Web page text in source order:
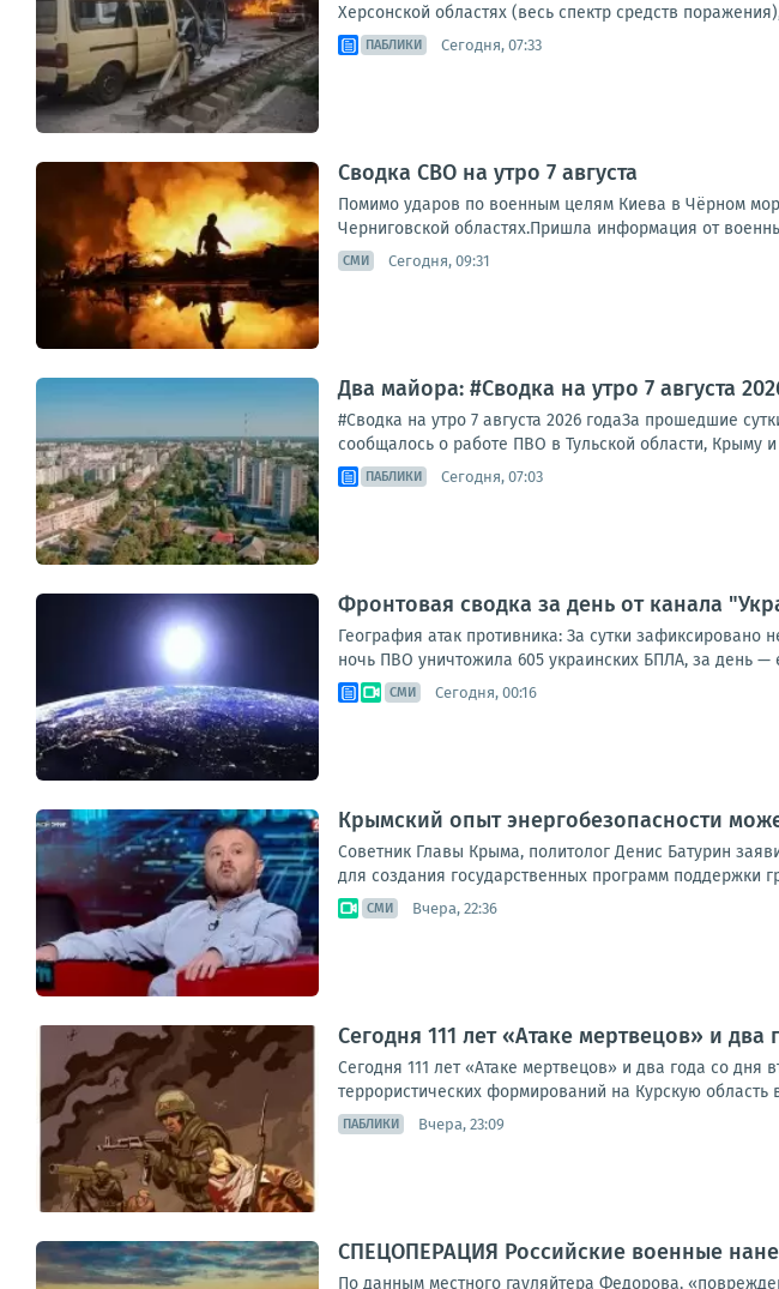
Херсонской областях (весь спектр средств
ПАБЛИКИ Сегодня, 07:33
Сводка СВО на утро 7 августа
Помимо ударов по военным целям Киева в Чёрном
Черниговской областях.Пришла информация от
СМИ Сегодня, 09:31
Два майора: #Сводка на утро 7 августа
#Сводка на утро 7 августа 2026 годаЗа прошедшие
сообщалось о работе ПВО в Тульской области, Крыму
ПАБЛИКИ Сегодня, 07:03
Фронтовая сводка за день от канала
География атак противника: За сутки
ночь ПВО уничтожила 605 украинских БПЛА, за день
СМИ Сегодня, 00:16
Крымский опыт энергобезопасности
Советник Главы Крыма, политолог Денис Батурин
для создания государственных программ поддержки
СМИ Вчера, 22:36
Сегодня 111 лет «Атаке мертвецов» и
Сегодня 111 лет «Атаке мертвецов» и два года со
террористических формирований на Курскую
ПАБЛИКИ Вчера, 23:09
СПЕЦОПЕРАЦИЯ Российские военные
По данным местного гауляйтера Федорова,